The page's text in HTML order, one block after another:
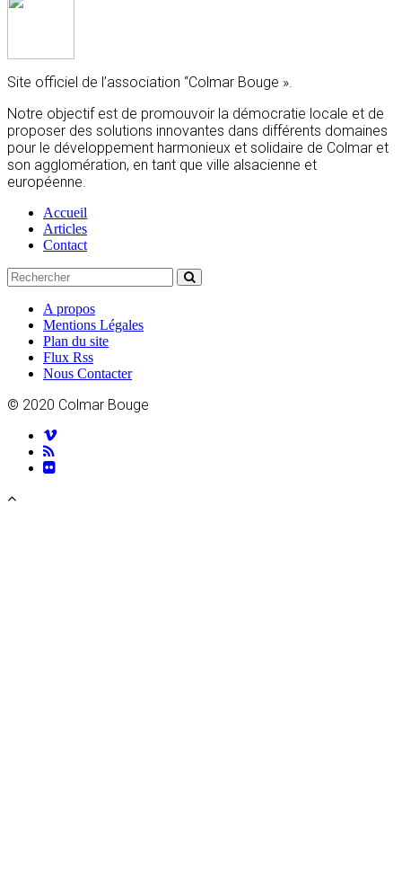
Site officiel de l’association “Colmar Bouge ».
Notre objectif est de promouvoir la démocratie locale et de
proposer des solutions innovantes dans différents domaines
pour le développement harmonieux et solidaire de Colmar et
son agglomération, en tant que ville alsacienne et
européenne.
Accueil
Articles
Contact
A propos
Mentions Légales
Plan du site
Flux Rss
Nous Contacter
© 2020 Colmar Bouge